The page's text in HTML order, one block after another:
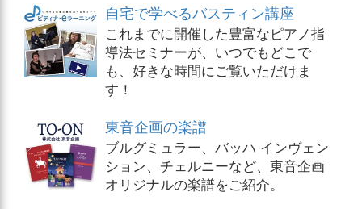
自宅で学べるバスティン講座
これまでに開催した豊富なピアノ指
導法セミナーが、いつでもどこで
も、好きな時間にご覧いただけま
す！
東音企画の楽譜
ブルグミュラー、バッハ インヴェン
ション、チェルニーなど、東音企画
オリジナルの楽譜をご紹介。